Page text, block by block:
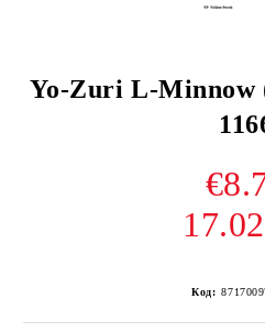
Yo-Zuri L-Minnow
Код: